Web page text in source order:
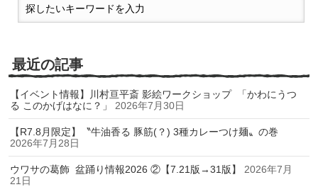
最近の記事
【イベント情報】川村亘平斎 影絵ワークショップ 「かわにうつ
る このかげはなに？」
2026年7月30日
【R7.8月限定】〝牛油香る 豚筋(？) 3種カレーつけ麺〟の巻
2026年7月28日
ウワサの葛飾 盆踊り情報2026 ②【7.21版→31版】
2026年7月
21日